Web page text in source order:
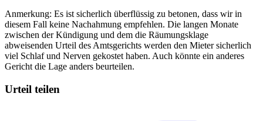
Anmerkung: Es ist sicherlich überflüssig zu betonen, dass wir in
diesem Fall keine Nachahmung empfehlen. Die langen Monate
zwischen der Kündigung und dem die Räumungsklage
abweisenden Urteil des Amtsgerichts werden den Mieter sicherlich
viel Schlaf und Nerven gekostet haben. Auch könnte ein anderes
Gericht die Lage anders beurteilen.
Urteil teilen